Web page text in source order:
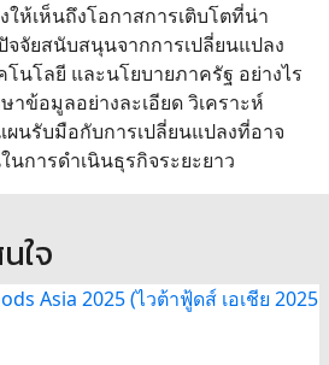
ห้เห็นถึงโอกาสการเติบโตที่น่า
จจัยสนับสนุนจากการเปลี่ยนแปลง
นโลยี และนโยบายภาครัฐ อย่างไร
ข้อมูลอย่างละเอียด วิเคราะห์
ผนรับมือกับการเปลี่ยนแปลงที่อาจ
นการดำเนินธุรกิจระยะยาว
ใจ